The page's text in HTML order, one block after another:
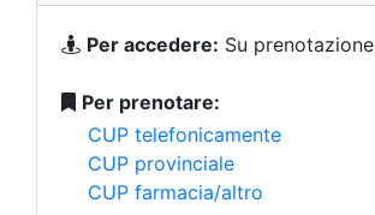
Per accedere: Su prenotazione
Per prenotare:
CUP telefonicamente
CUP provinciale
CUP farmacia/altro